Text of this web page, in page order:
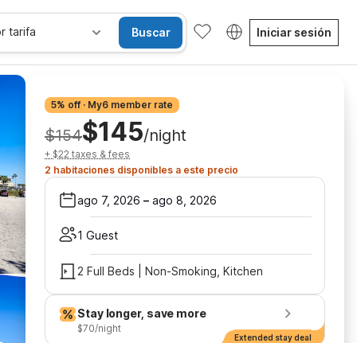
tarifa Buscar Iniciar sesión
5% off · My6 member rate
$154$145/night
+ $22 taxes & fees
2 habitaciones disponibles a este precio
ago 7, 2026 – ago 8, 2026
1 Guest
2 Full Beds | Non-Smoking, Kitchen
Stay longer, save more
$70/night
Extended stay deal